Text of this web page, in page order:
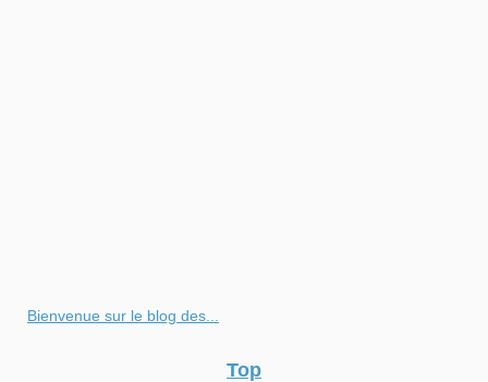
Bienvenue sur le blog des...
Top